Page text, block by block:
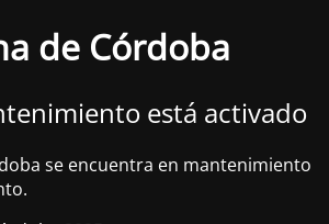
de Córdoba
está activado
se encuentra en mantenimiento